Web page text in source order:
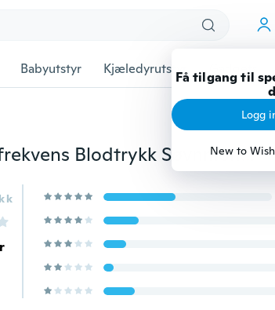
Få tilgang til
Logg
New to
Babyutstyr Kjæledyrutstyr Gadgets
Fargeskjerm Smartarmbånd, Hjertefrekvens Blodtrykk Søvnmonitor Fitness Tracker Smartbånd, IP67 Vanntett Sport Skritteller Trinnteller Aktivitetsmåler Smart Armbånd, Stillesittende SMS-samtale Påminnelse Smart Watch for IOS Android Smartphone